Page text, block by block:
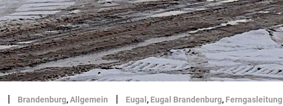
| Brandenburg,Allgemein | Eugal , Eugal Brandenburg, Ferngasleitung